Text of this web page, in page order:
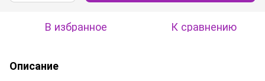
В избранное К сравнению
Описание